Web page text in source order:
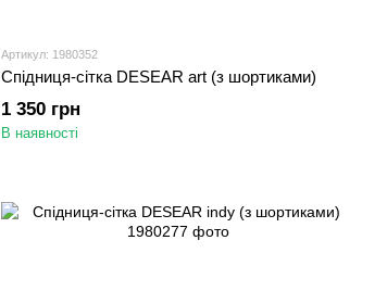
Артикул: 1980352
Спідниця-сітка DESEAR art (з шортиками)
1 350 грн
В наявності